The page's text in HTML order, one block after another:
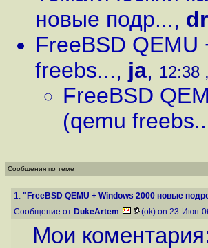
новые подр...,
FreeBSD
freebs..., ja, 12:38
FreeBSD
(qemu
Сообщения по теме
1. "FreeBSD QEMU + Windows 2000 новые
Сообщение от DukeArtem (ok) on 23-Июн-
Мои